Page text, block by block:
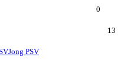
0
13
Jong PSV